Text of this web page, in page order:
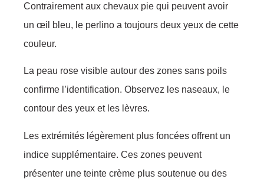
Contrairement aux chevaux pie qui peuvent avoir
un œil bleu, le perlino a toujours deux yeux de cette
couleur.
La peau rose visible autour des zones sans poils
confirme l’identification. Observez les naseaux, le
contour des yeux et les lèvres.
Les extrémités légèrement plus foncées offrent un
indice supplémentaire. Ces zones peuvent
présenter une teinte crème plus soutenue ou des